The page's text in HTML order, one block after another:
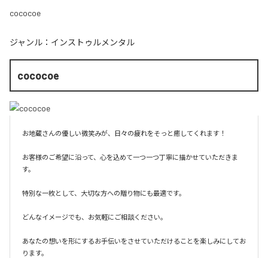
cococoe
ジャンル： インストゥルメンタル
cococoe
お地蔵さんの優しい微笑みが、日々の疲れをそっと癒してくれます！
お客様のご希望に沿って、心を込めて一つ一つ丁寧に描かせていただきま
す。
特別な一枚として、大切な方への贈り物にも最適です。
どんなイメージでも、お気軽にご相談ください。
あなたの想いを形にするお手伝いをさせていただけることを楽しみにしてお
ります。